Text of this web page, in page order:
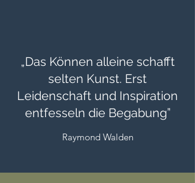
„Das Können alleine schafft
selten Kunst. Erst
Leidenschaft und Inspiration
entfesseln die Begabung”
Raymond Walden